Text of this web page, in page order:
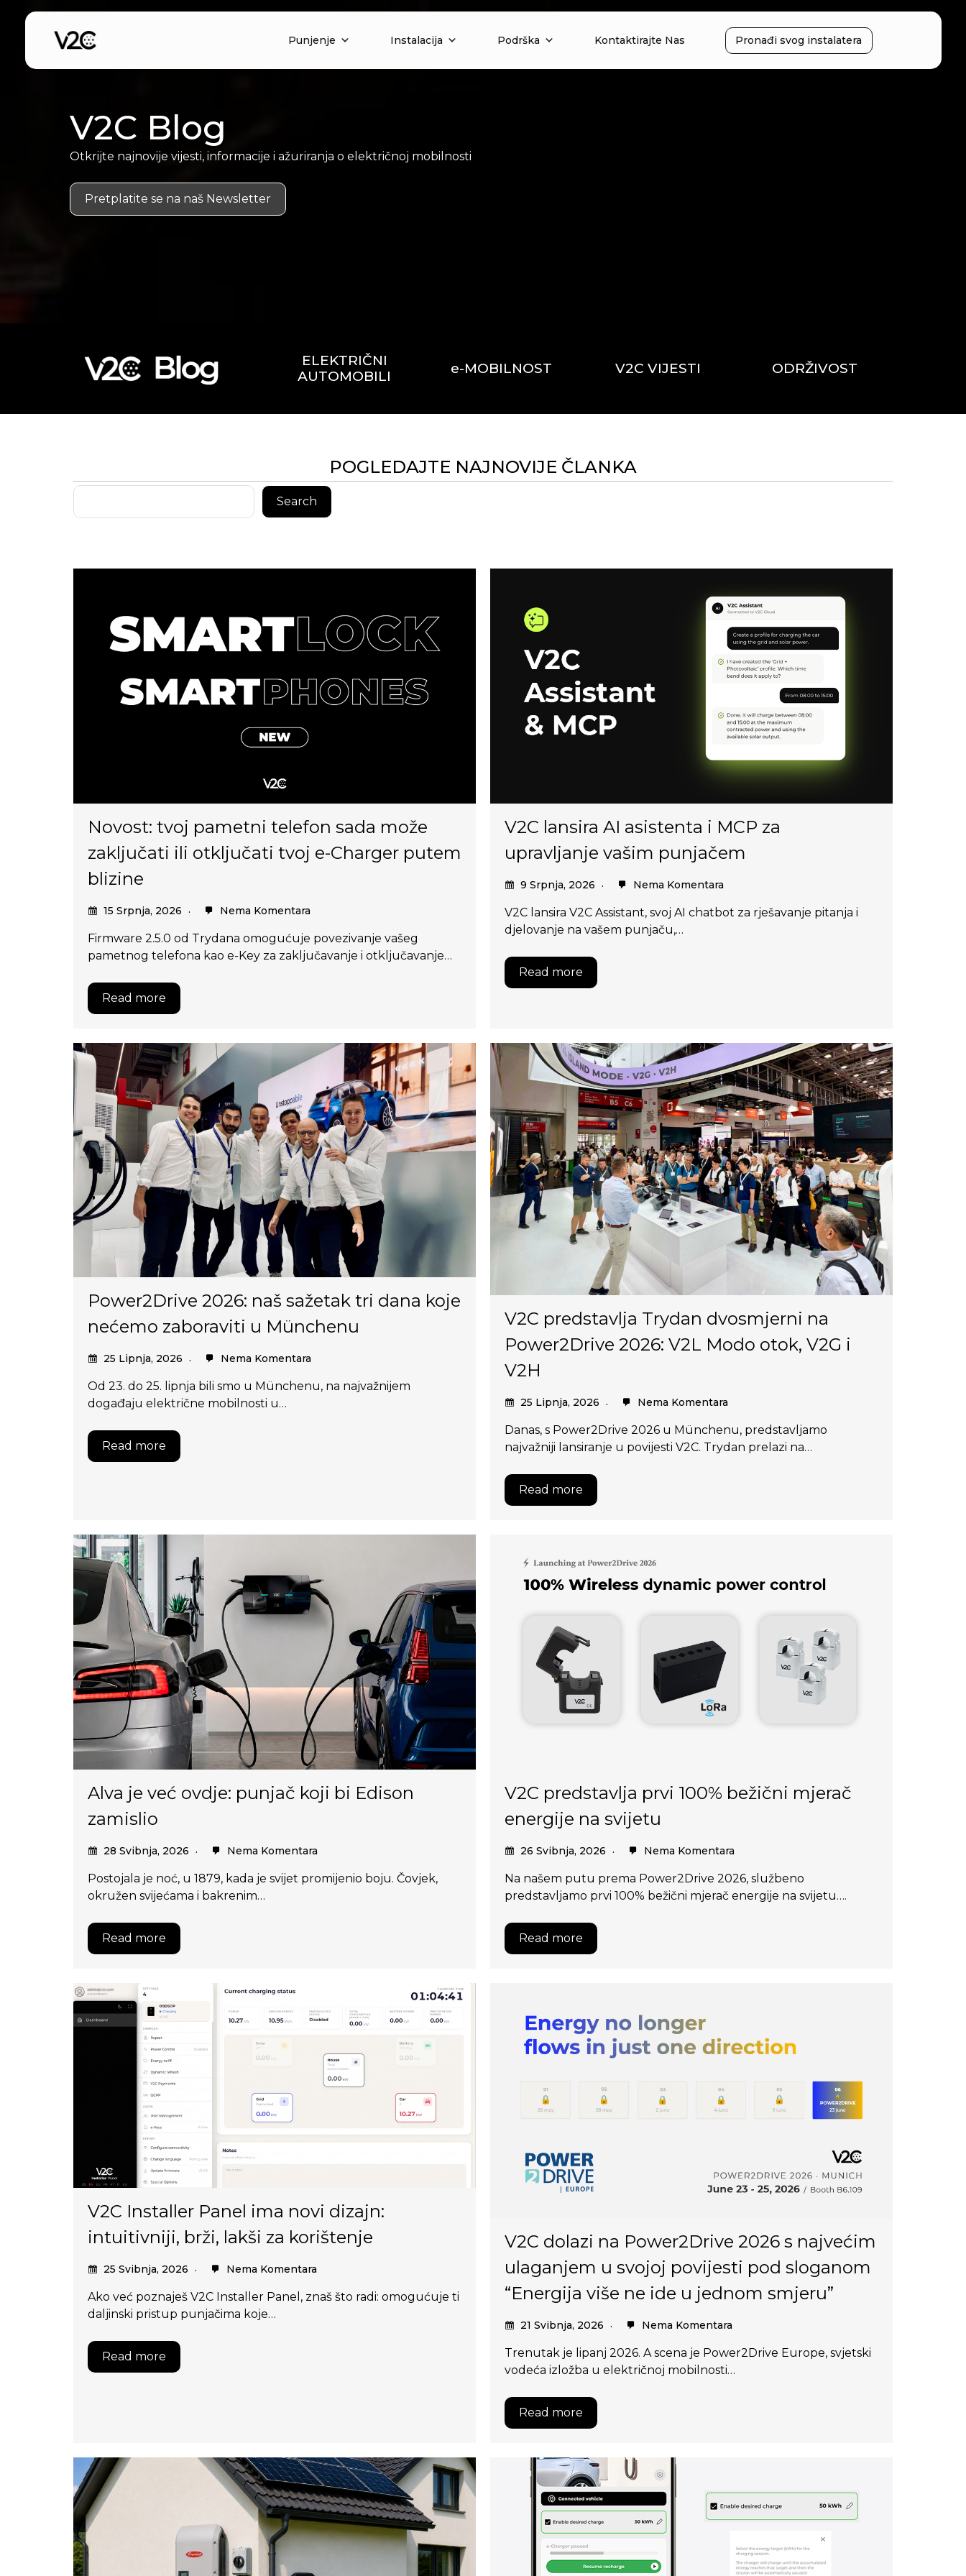
Punjenje Instalacija Podrška Kontaktirajte Nas Pronađi svog instalatera
V2C Blog
Otkrijte najnovije vijesti, informacije i ažuriranja o električnoj mobilnosti
Pretplatite se na naš Newsletter
ELEKTRIČNI
AUTOMOBILI
e-MOBILNOST V2C VIJESTI ODRŽIVOST
POGLEDAJTE NAJNOVIJE ČLANKA
Pretraga
Search
Novost: tvoj pametni telefon sada može
zaključati ili otključati tvoj e-Charger putem
blizine
15 Srpnja, 2026 Nema Komentara
Firmware 2.5.0 od Trydana omogućuje povezivanje vašeg
pametnog telefona kao e-Key za zaključavanje i otključavanje…
Read more
V2C lansira AI asistenta i MCP za
upravljanje vašim punjačem
9 Srpnja, 2026 Nema Komentara
V2C lansira V2C Assistant, svoj AI chatbot za rješavanje pitanja i
djelovanje na vašem punjaču,…
Read more
Power2Drive 2026: naš sažetak tri dana koje
nećemo zaboraviti u Münchenu
25 Lipnja, 2026 Nema Komentara
Od 23. do 25. lipnja bili smo u Münchenu, na najvažnijem
događaju električne mobilnosti u…
Read more
V2C predstavlja Trydan dvosmjerni na
Power2Drive 2026: V2L Modo otok, V2G i
V2H
25 Lipnja, 2026 Nema Komentara
Danas, s Power2Drive 2026 u Münchenu, predstavljamo
najvažniji lansiranje u povijesti V2C. Trydan prelazi na…
Read more
Alva je već ovdje: punjač koji bi Edison
zamislio
28 Svibnja, 2026 Nema Komentara
Postojala je noć, u 1879, kada je svijet promijenio boju. Čovjek,
okružen svijećama i bakrenim…
Read more
V2C predstavlja prvi 100% bežični mjerač
energije na svijetu
26 Svibnja, 2026 Nema Komentara
Na našem putu prema Power2Drive 2026, službeno
predstavljamo prvi 100% bežični mjerač energije na svijetu….
Read more
V2C Installer Panel ima novi dizajn:
intuitivniji, brži, lakši za korištenje
25 Svibnja, 2026 Nema Komentara
Ako već poznaješ V2C Installer Panel, znaš što radi: omogućuje ti
daljinski pristup punjačima koje…
Read more
V2C dolazi na Power2Drive 2026 s najvećim
ulaganjem u svojoj povijesti pod sloganom
“Energija više ne ide u jednom smjeru”
21 Svibnja, 2026 Nema Komentara
Trenutak je lipanj 2026. A scena je Power2Drive Europe, svjetski
vodeća izložba u električnoj mobilnosti…
Read more